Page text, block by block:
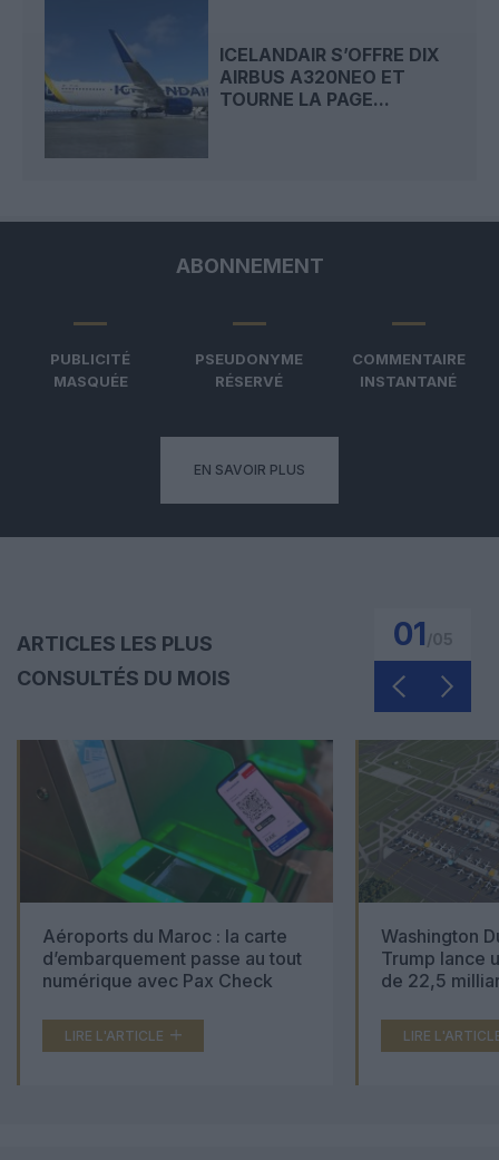
ICELANDAIR S’OFFRE DIX
AIRBUS A320NEO ET
TOURNE LA PAGE...
ABONNEMENT
PUBLICITÉ
MASQUÉE
PSEUDONYME
RÉSERVÉ
COMMENTAIRE
INSTANTANÉ
EN SAVOIR PLUS
ARTICLES LES PLUS
CONSULTÉS DU MOIS
01
Aéroports du Maroc : la carte
d’embarquement passe au tout
numérique avec Pax Check
LIRE L'ARTICLE
Washington
Trump lance
de 22,5
LIRE